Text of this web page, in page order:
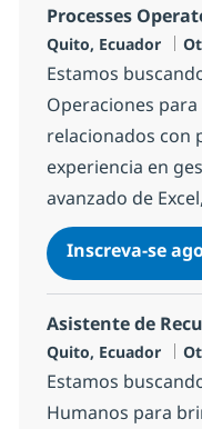
Processes
Localização
Quito, Ecuador
Estamos
Operaciones
relacionados con
experiencia en
avanzado de
Inscreva-se
Asistente de
Localização
Quito, Ecuador
Estamos
Humanos para